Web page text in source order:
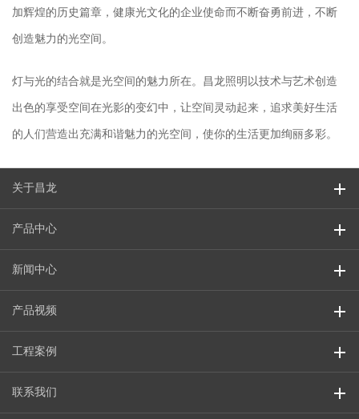
加辉煌的历史篇章，健康光文化的企业使命而不断奋勇前进，不断
创造魅力的光空间。
灯与光的结合就是光空间的魅力所在。昌龙照明以技术与艺术创造
出色的享受空间在光影的变幻中，让空间灵动起来，追求美好生活
的人们营造出充满和谐魅力的光空间，使你的生活更加绚丽多彩。
关于昌龙
产品中心
新闻中心
产品视频
工程案例
联系我们